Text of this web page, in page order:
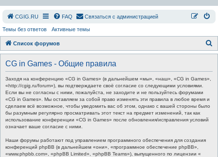
СGIG.RU FAQ Связаться с администрацией
Темы без ответов Активные темы
Список форумов
о
CG in Games - Общие правила
Заходя на конференцию «CG in Games» (в дальнейшем «мы», «наш», «CG in Games»,
«http://cgig.ru/forum»), вы подтверждаете своё согласие со следующими условиями.
Если вы не согласны с ними, пожалуйста, не заходите и не пользуйтесь форумами
«CG in Games». Мы оставляем за собой право изменять эти правила в любое время и
сделаем всё возможное, чтобы уведомить вас об этом, однако с вашей стороны было
бы разумным регулярно просматривать этот текст на предмет изменений, так как
использование конференции «CG in Games» после обновления/исправления условий
означает ваше согласие с ними.
Наши форумы работают под управлением программного обеспечения для создания
конференций phpBB (в дальнейшем «они», «программное обеспечение phpBB»,
«www.phpbb.com», «phpBB Limited», «phpBB Teams»), выпущенного по лицензии «